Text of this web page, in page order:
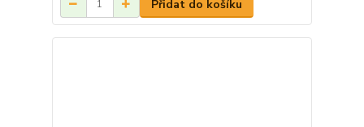
Přidat do košíku